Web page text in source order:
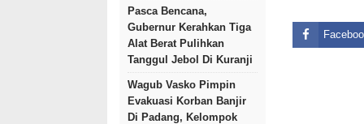
Pasca Bencana,
Gubernur Kerahkan Tiga
Alat Berat Pulihkan
Tanggul Jebol Di Kuranji
Wagub Vasko Pimpin
Evakuasi Korban Banjir
Di Padang, Kelompok